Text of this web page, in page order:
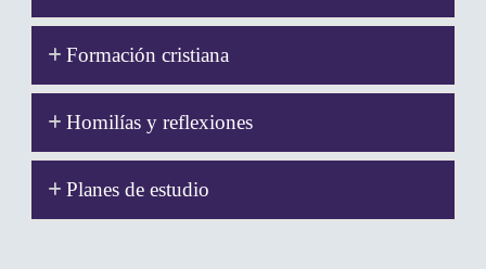
Formación cristiana
Homilías y reflexiones
Planes de estudio